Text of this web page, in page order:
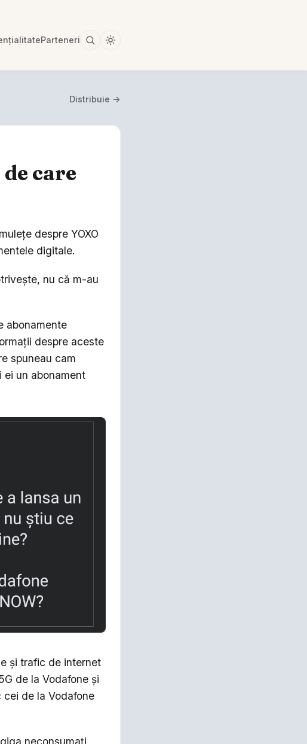
Parteneri
Distribuie →
care
despre YOXO
digitale.
nu că m-au
abonamente
despre aceste
spuneau cam
ei un abonament
și trafic de internet
de la Vodafone și
de la Vodafone